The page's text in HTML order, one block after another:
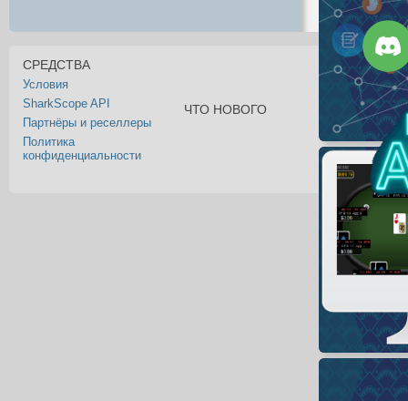
СРЕДСТВА
Условия
SharkScope API
Партнёры и реселлеры
Политика
конфиденциальности
ЧТО НОВОГО